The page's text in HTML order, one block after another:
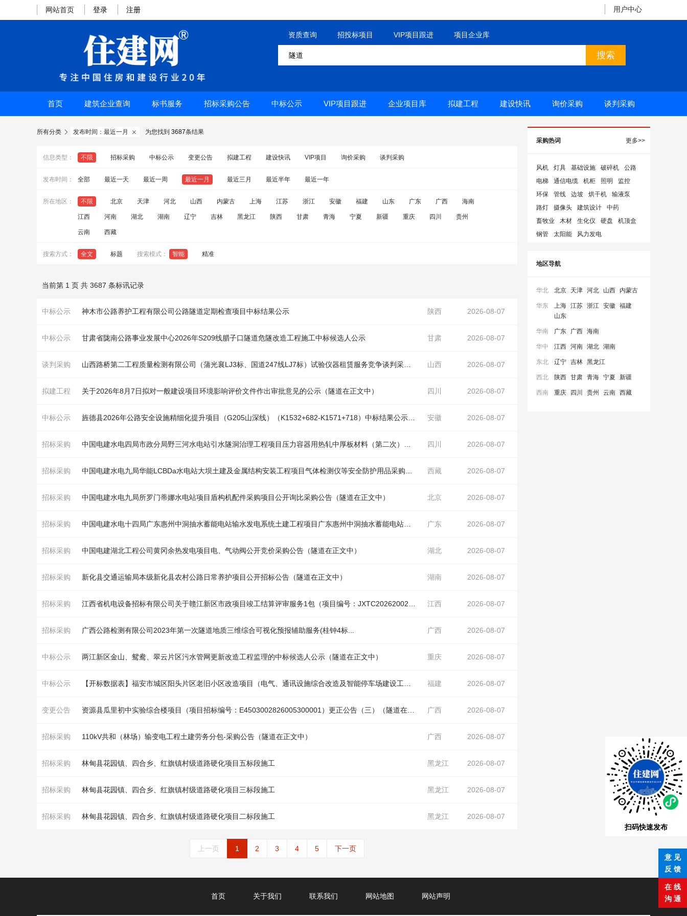
网站首页 登录 注册 用户中心
资质查询 招投标项目 VIP项目跟进 项目企业库
首页 建筑企业查询 标书服务 招标采购公告 中标公示 VIP项目跟进 企业项目库 拟建工程 建设快讯 询价采购 谈判采购
所有分类  发布时间：最近一月  为您找到 3687条结果
信息类型： 不限 招标采购 中标公示 变更公告 拟建工程 建设快讯 VIP项目 询价采购 谈判采购
发布时间： 全部 最近一天 最近一周 最近一月 最近三月 最近半年 最近一年
所在地区： 不限 北京 天津 河北 山西 内蒙古 上海 江苏 浙江 安徽 福建 山东 广东 广西 海南
江西 河南 湖北 湖南 辽宁 吉林 黑龙江 陕西 甘肃 青海 宁夏 新疆 重庆 四川 贵州
云南 西藏
搜索方式： 全文 标题 搜索模式： 智能 精准
当前第 1 页 共 3687 条标讯记录
中标公示 神木市公路养护工程有限公司公路隧道定期检查项目中标结果公示 陕西 2026-08-07
中标公示 甘肃省陇南公路事业发展中心2026年S209线腊子口隧道危隧改造工程施工中标候选人公示 甘肃 2026-08-07
谈判采购 山西路桥第二工程质量检测有限公司（蒲光襄LJ3标、国道247线LJ7标）试验仪器租赁服务竞争谈判采购项目 竞争谈判公告 山西 2026-08-07
拟建工程 关于2026年8月7日拟对一般建设项目环境影响评价文件作出审批意见的公示（隧道在正文中） 四川 2026-08-07
中标公示 旌德县2026年公路安全设施精细化提升项目（G205山深线）（K1532+682-K1571+718）中标结果公示（ 隧道在正文中）
安徽 2026-08-07
招标采购 中国电建水电四局市政分局野三河水电站引水隧洞治理工程项目压力容器用热轧中厚板材料（第二次）采购项目公开询比采购公告（ 隧道
四川 2026-08-07
招标采购 中国电建水电九局华能LCBDa水电站大坝土建及金属结构安装工程项目气体检测仪等安全防护用品采购项目公开竞价采购公告（ 隧道在正文中）
西藏 2026-08-07
招标采购 中国电建水电九局所罗门蒂娜水电站项目盾构机配件采购项目公开询比采购公告（隧道在正文中） 北京 2026-08-07
招标采购 中国电建水电十四局广东惠州中洞抽水蓄能电站输水发电系统土建工程项目广东惠州中洞抽水蓄能电站上游调压井、高压电缆洞斜井、尾水调压井剩余开挖支护工程劳务作业分包项目采购项目公开询比采购公告（ 广东 2026-08-07
招标采购 中国电建湖北工程公司黄冈余热发电项目电、气动阀公开竞价采购公告（隧道在正文中） 湖北 2026-08-07
招标采购 新化县交通运输局本级新化县农村公路日常养护项目公开招标公告（隧道在正文中） 湖南 2026-08-07
招标采购 江西省机电设备招标有限公司关于赣江新区市政项目竣工结算评审服务1包（项目编号：JXTC2026200244-01）公开招标公告（ 隧道在正文中）
江西 2026-08-07
招标采购 广西公路检测有限公司2023年第一次隧道地质三维综合可视化预报辅助服务(桂钟4标... 广西 2026-08-07
中标公示 两江新区金山、鸳鸯、翠云片区污水管网更新改造工程监理的中标候选人公示（隧道在正文中） 重庆 2026-08-07
中标公示 【开标数据表】福安市城区阳头片区老旧小区改造项目（电气、通讯设施综合改造及智能停车场建设工程）（施工）（ 隧道在正文中）
福建 2026-08-07
变更公告 资源县瓜里初中实验综合楼项目（项目招标编号：E4503002826005300001）更正公告（三）（隧道在正文中） 广西 2026-08-07
招标采购 110kV共和（林场）输变电工程土建劳务分包-采购公告（隧道在正文中） 广西 2026-08-07
招标采购 林甸县花园镇、四合乡、红旗镇村级道路硬化项目五标段施工 黑龙江 2026-08-07
招标采购 林甸县花园镇、四合乡、红旗镇村级道路硬化项目三标段施工 黑龙江 2026-08-07
招标采购 林甸县花园镇、四合乡、红旗镇村级道路硬化项目二标段施工 黑龙江 2026-08-07
上一页 1 2 3 4 5 下一页
采购热词 更多>>
风机 灯具 基础设施 破碎机
公路
电梯
通信电缆 机柜 照明
监控
环保
管线 边坡 烘干机
输液泵
路灯
摄像头 建筑设计
中药
畜牧业
木材 生化仪 硬盘
机顶盒
钢管
太阳能 风力发电
地区导航
华北 北京 天津 河北 山西 内蒙古
华东 上海 江苏 浙江 安徽 福建
山东
华南 广东 广西 海南
华中 江西 河南 湖北 湖南
东北 辽宁 吉林 黑龙江
西北 陕西 甘肃 青海 宁夏 新疆
西南 重庆 四川 贵州 云南 西藏
首页 关于我们 联系我们 网站地图 网站声明
扫码快速发布
意 见
反 馈
在 线
沟 通